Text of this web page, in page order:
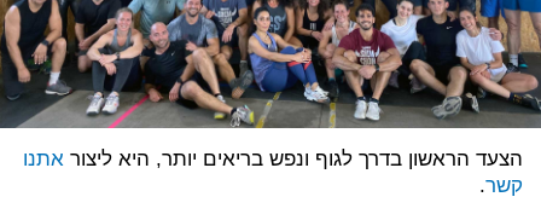
הצעד הראשון בדרך לגוף ונפש בריאים יותר, היא ליצור אתנו
קשר.